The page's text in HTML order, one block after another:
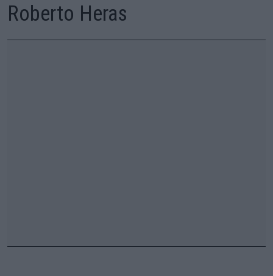
Roberto Heras